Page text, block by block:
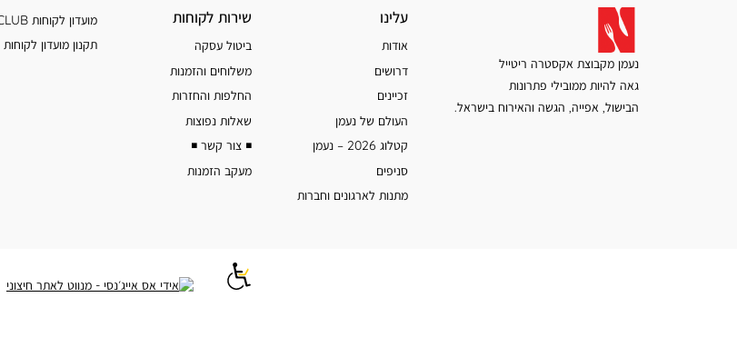
נעמן מקבוצת אקסטרה ריטייל
גאה להיות ממובילי פתרונות
הבישול, אפייה, הגשה והאירוח בישראל.
עלינו
עלינו
אודות
דרושים
זכיינים
העולם של נעמן
קטלוג 2026 – נעמן
סניפים
מתנות לארגונים וחברות
שירות
שירות לקוחות
ביטול עסקה
משלוחים והזמנות
החלפות והחזרות
שאלות נפוצות
◾️ צור קשר ◾️
מעקב הזמנות
מידע
נוסף
מועדון לקוחות NV CLUB
תקנון מועדון לקוחות